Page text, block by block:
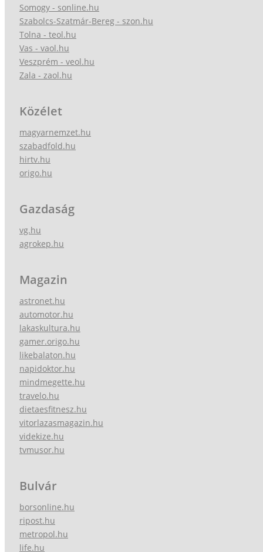
Somogy - sonline.hu
Szabolcs-Szatmár-Bereg - szon.hu
Tolna - teol.hu
Vas - vaol.hu
Veszprém - veol.hu
Zala - zaol.hu
Közélet
magyarnemzet.hu
szabadfold.hu
hirtv.hu
origo.hu
Gazdaság
vg.hu
agrokep.hu
Magazin
astronet.hu
automotor.hu
lakaskultura.hu
gamer.origo.hu
likebalaton.hu
napidoktor.hu
mindmegette.hu
travelo.hu
dietaesfitnesz.hu
vitorlazasmagazin.hu
videkize.hu
tvmusor.hu
Bulvár
borsonline.hu
ripost.hu
metropol.hu
life.hu